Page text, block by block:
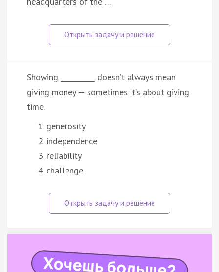
Showing __________ doesn’t always mean
giving money — sometimes it’s about giving
time.
generosity
independence
reliability
challenge